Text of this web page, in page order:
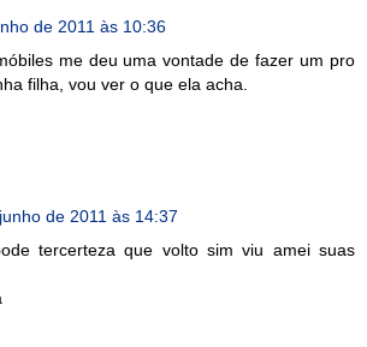
de 2011 às 10:36
me deu uma vontade de fazer um pro
filha, vou ver o que ela acha.
de 2011 às 14:37
tercerteza que volto sim viu amei suas